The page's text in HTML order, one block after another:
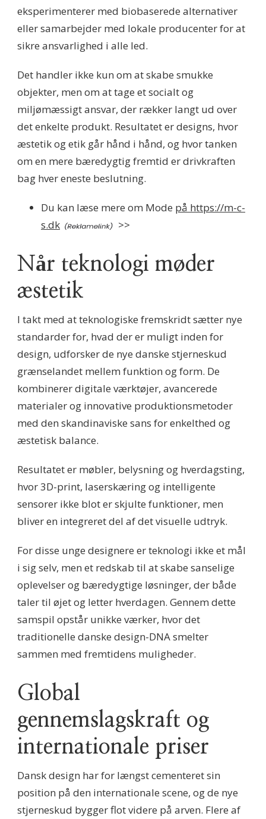
eksperimenterer med biobaserede alternativer
eller samarbejder med lokale producenter for at
sikre ansvarlighed i alle led.
Det handler ikke kun om at skabe smukke
objekter, men om at tage et socialt og
miljømæssigt ansvar, der rækker langt ud over
det enkelte produkt. Resultatet er designs, hvor
æstetik og etik går hånd i hånd, og hvor tanken
om en mere bæredygtig fremtid er drivkraften
bag hver eneste beslutning.
Du kan læse mere om Mode på https://m-c-
s.dk
>>
Når teknologi møder
æstetik
I takt med at teknologiske fremskridt sætter nye
standarder for, hvad der er muligt inden for
design, udforsker de nye danske stjerneskud
grænselandet mellem funktion og form. De
kombinerer digitale værktøjer, avancerede
materialer og innovative produktionsmetoder
med den skandinaviske sans for enkelthed og
æstetisk balance.
Resultatet er møbler, belysning og hverdagsting,
hvor 3D-print, laserskæring og intelligente
sensorer ikke blot er skjulte funktioner, men
bliver en integreret del af det visuelle udtryk.
For disse unge designere er teknologi ikke et mål
i sig selv, men et redskab til at skabe sanselige
oplevelser og bæredygtige løsninger, der både
taler til øjet og letter hverdagen. Gennem dette
samspil opstår unikke værker, hvor det
traditionelle danske design-DNA smelter
sammen med fremtidens muligheder.
Global
gennemslagskraft og
internationale priser
Dansk design har for længst cementeret sin
position på den internationale scene, og de nye
stjerneskud bygger flot videre på arven. Flere af